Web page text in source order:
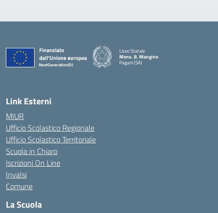
Liceo Statale
Mons. B. Mangino
Pagani (SA)
— Visita la pagina iniziale della scuola
Link Esterni
MIUR
Ufficio Scolastico Regionale
Ufficio Scolastico Territoriale
Scuola in Chiaro
Iscrizioni On Line
Invalsi
Comune
La Scuola